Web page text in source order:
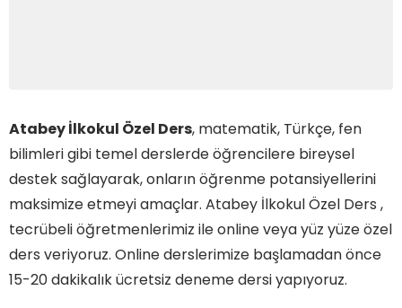
Atabey İlkokul Özel Ders, matematik, Türkçe, fen
bilimleri gibi temel derslerde öğrencilere bireysel
destek sağlayarak, onların öğrenme potansiyellerini
maksimize etmeyi amaçlar. Atabey İlkokul Özel Ders ,
tecrübeli öğretmenlerimiz ile online veya yüz yüze özel
ders veriyoruz. Online derslerimize başlamadan önce
15-20 dakikalık ücretsiz deneme dersi yapıyoruz.